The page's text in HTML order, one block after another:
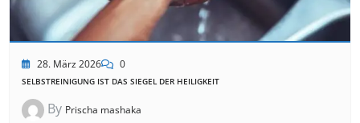
28. März 2026 0
SELBSTREINIGUNG IST DAS SIEGEL DER HEILIGKEIT
By Prischa mashaka